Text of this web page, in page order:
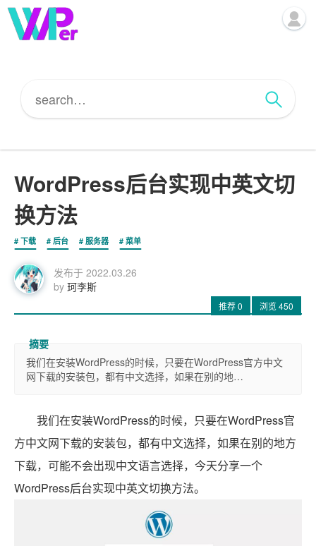
WordPress后台实现中英文切
换方法
下载 后台 服务器 菜单
发布于 2022.03.26
by 珂李斯
推荐0 浏览450
我们在安装WordPress的时候，只要在WordPress官方中文
网下载的安装包，都有中文选择，如果在别的地…
我们在安装WordPress的时候，只要在WordPress官
方中文网下载的安装包，都有中文选择，如果在别的地方
下载，可能不会出现中文语言选择，今天分享一个
WordPress后台实现中英文切换方法。